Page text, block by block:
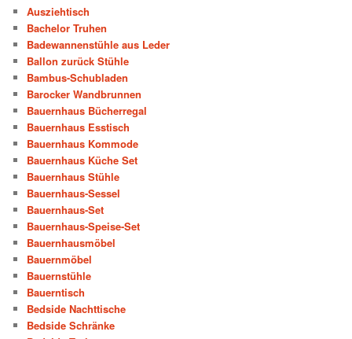
Ausziehtisch
Bachelor Truhen
Badewannenstühle aus Leder
Ballon zurück Stühle
Bambus-Schubladen
Barocker Wandbrunnen
Bauernhaus Bücherregal
Bauernhaus Esstisch
Bauernhaus Kommode
Bauernhaus Küche Set
Bauernhaus Stühle
Bauernhaus-Sessel
Bauernhaus-Set
Bauernhaus-Speise-Set
Bauernhausmöbel
Bauernmöbel
Bauernstühle
Bauerntisch
Bedside Nachttische
Bedside Schränke